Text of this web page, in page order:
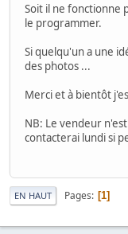
Soit il ne fonctionne
le programmer.
Si quelqu'un a une
des photos ...
Merci et à bientôt
NB: Le vendeur
contacterai lundi si
EN HAUT Pages 1